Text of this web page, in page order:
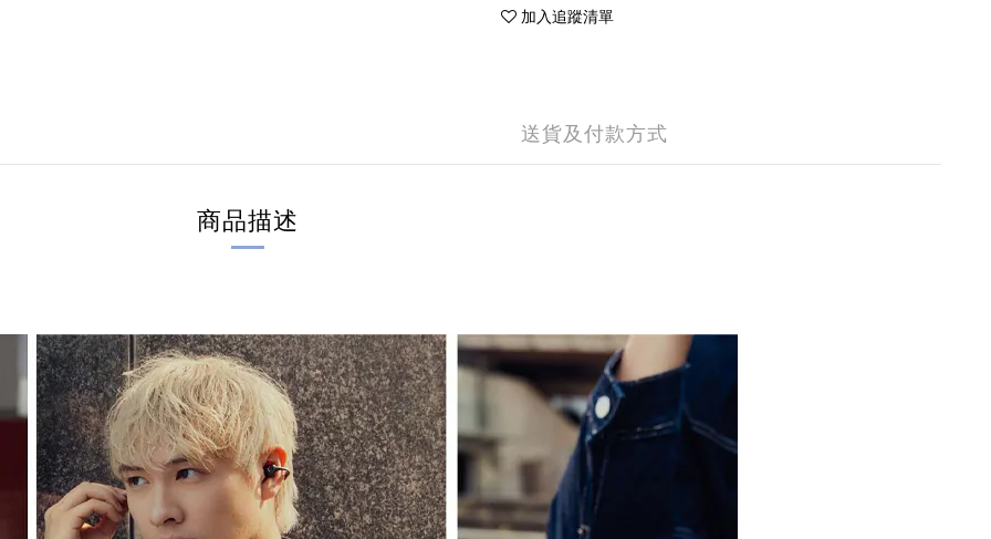
加入追蹤清單
送貨及付款方式
商品描述